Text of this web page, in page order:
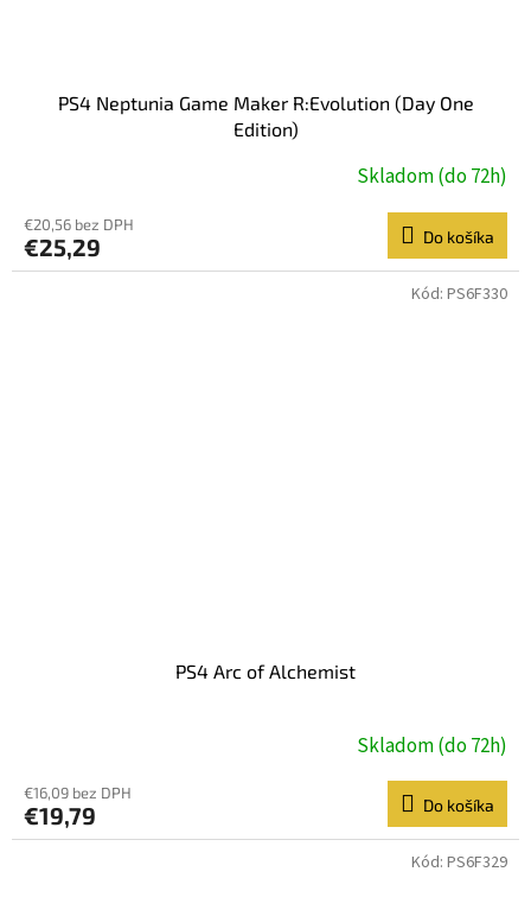
PS4 Neptunia Game Maker R:Evolution (Day One
Edition)
Skladom (do 72h)
€20,56 bez DPH
€25,29 Do košíka
PS4 Arc of Alchemist
Skladom (do 72h)
€16,09 bez DPH
€19,79 Do košíka
Kód: PS6F330
Kód: PS6F329